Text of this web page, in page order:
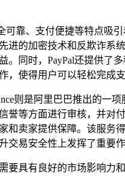
可靠、支付便捷等特点吸
进的加密技术和反欺诈系
。同时，PayPal还提供了
，使得用户可以轻松完成支
则是阿里巴巴推出的一
誉等方面进行审核，并对
和卖家提供保障。该服务
交易安全性上发挥了重要作
要具有良好的市场影响力